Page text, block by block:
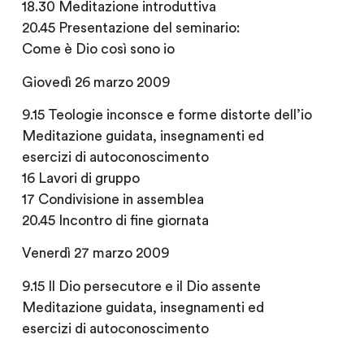
18.30 Meditazione introduttiva
20.45 Presentazione del seminario:
Come è Dio così sono io
Giovedì 26 marzo 2009
9.15 Teologie inconsce e forme distorte dell’io
Meditazione guidata, insegnamenti ed
esercizi di autoconoscimento
16 Lavori di gruppo
17 Condivisione in assemblea
20.45 Incontro di fine giornata
Venerdì 27 marzo 2009
9.15 Il Dio persecutore e il Dio assente
Meditazione guidata, insegnamenti ed
esercizi di autoconoscimento